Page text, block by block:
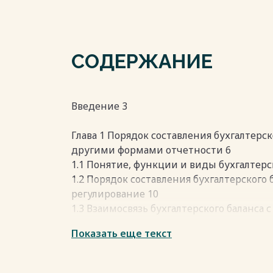
СОДЕРЖАНИЕ
Введение 3
Глава 1 Порядок составления
другими формами отчетности 6
1.1 Понятие, функции и виды
1.2 Порядок составления
регулирование 10
1.3 Взаимосвязь бухгалтерского
Глава 2 Формирование бухгалтерского
Показать еще текст